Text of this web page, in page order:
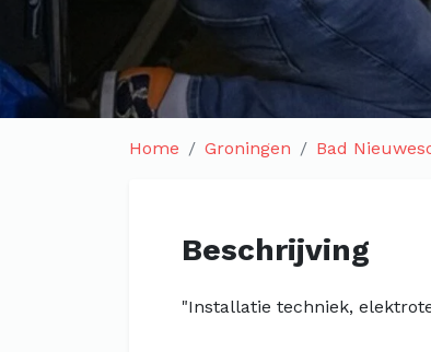
Home Groningen Bad
Beschrijving
"Installatie techniek,